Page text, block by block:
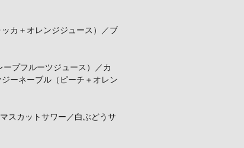
カ＋オレンジジュース）／ブ
プフルーツジュース）／カ
ーネーブル（ピーチ＋オレン
スカットサワー／白ぶどうサ